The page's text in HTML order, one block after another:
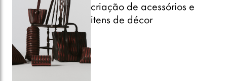
criação de acessórios e
itens de décor